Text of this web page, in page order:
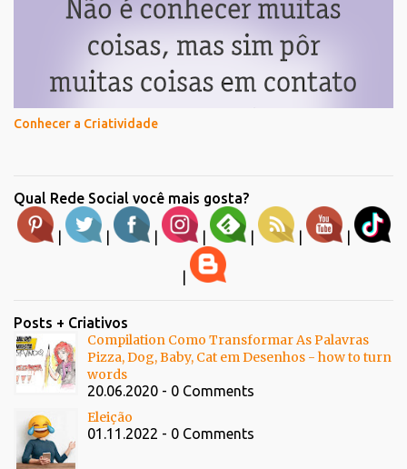
Conhecer a Criatividade
Qual Rede Social você mais gosta?
| | | | | | |
Posts + Criativos
Compilation Como Transformar As Palavras
Pizza, Dog, Baby, Cat em Desenhos - how to turn
words
20.06.2020 - 0 Comments
Eleição
01.11.2022 - 0 Comments